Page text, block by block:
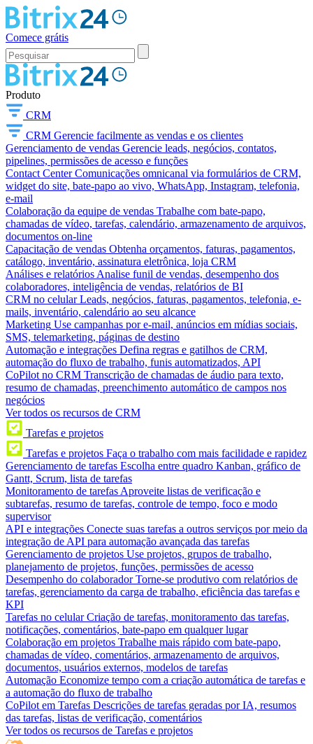
Comece grátis
Produto
CRM
CRM Gerencie facilmente as vendas e os clientes
Gerenciamento de vendas Gerencie leads, negócios, contatos,
pipelines, permissões de acesso e funções
Contact Center Comunicações omnicanal via formulários de CRM,
widget do site, bate-papo ao vivo, WhatsApp, Instagram, telefonia,
e-mail
Colaboração da equipe de vendas Trabalhe com bate-papo,
chamadas de vídeo, tarefas, calendário, armazenamento de arquivos,
documentos on-line
Capacitação de vendas Obtenha orçamentos, faturas, pagamentos,
catálogo, inventário, assinatura eletrônica, loja CRM
Análises e relatórios Analise funil de vendas, desempenho dos
colaboradores, inteligência de vendas, relatórios de BI
CRM no celular Leads, negócios, faturas, pagamentos, telefonia, e-
mails, inventário, calendário ao seu alcance
Marketing Use campanhas por e-mail, anúncios em mídias sociais,
SMS, telemarketing, páginas de destino
Automação e integrações Defina regras e gatilhos de CRM,
automação do fluxo de trabalho, funis automatizados, API
CoPilot no CRM Transcrição de chamadas de áudio para texto,
resumo de chamadas, preenchimento automático de campos nos
negócios
Ver todos os recursos de CRM
Tarefas e projetos
Tarefas e projetos Faça o trabalho com mais facilidade e rapidez
Gerenciamento de tarefas Escolha entre quadro Kanban, gráfico de
Gantt, Scrum, lista de tarefas
Monitoramento de tarefas Aproveite listas de verificação e
subtarefas, resumo de tarefas, controle de tempo, foco e modo
supervisor
API e integrações Conecte suas tarefas a outros serviços por meio da
integração de API para automação avançada das tarefas
Gerenciamento de projetos Use projetos, grupos de trabalho,
planejamento de projetos, funções, permissões de acesso
Desempenho do colaborador Torne-se produtivo com relatórios de
tarefas, gerenciamento da carga de trabalho, eficiência das tarefas e
KPI
Tarefas no celular Criação de tarefas, monitoramento das tarefas,
notificações, comentários, bate-papo em qualquer lugar
Colaboração em projetos Trabalhe mais rápido com bate-papo,
chamadas de vídeo, comentários, armazenamento de arquivos,
documentos, usuários externos, modelos de tarefas
Automação Economize tempo com a criação automática de tarefas e
a automação do fluxo de trabalho
CoPilot em Tarefas Descrições de tarefas geradas por IA, resumos
das tarefas, listas de verificação, comentários
Ver todos os recursos de Tarefas e projetos